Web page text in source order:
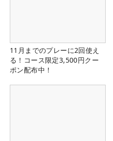
11月までのプレーに2回使え
る！コース限定3,500円クー
ポン配布中！